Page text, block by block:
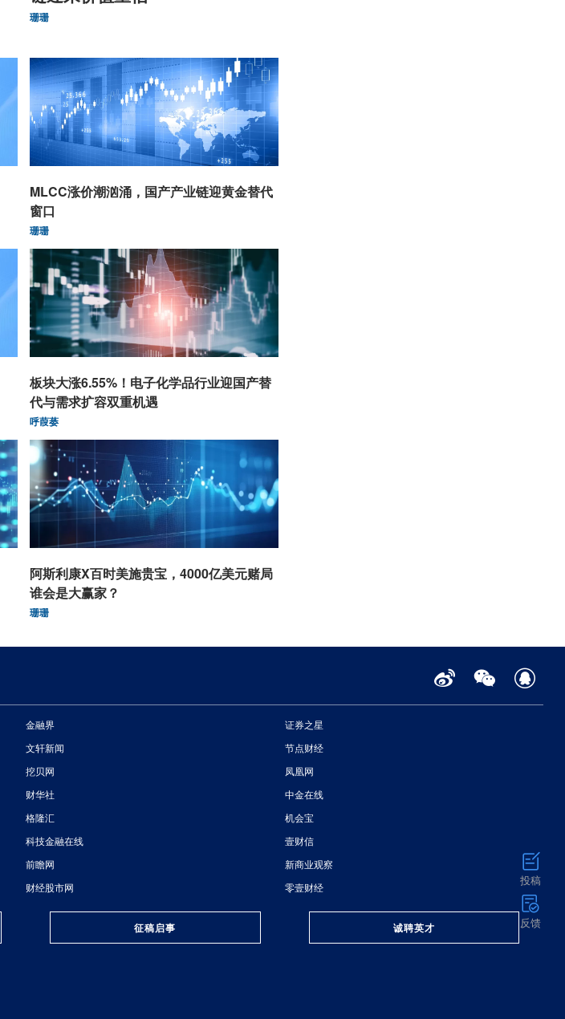
珊珊
MLCC涨价潮汹涌，国产产业链迎黄金替代
窗口
珊珊
板块大涨6.55%！电子化学品行业迎国产替
代与需求扩容双重机遇
呼葭蒌
阿斯利康X百时美施贵宝，4000亿美元赌局
谁会是大赢家？
珊珊
金融界
证券之星
文轩新闻
节点财经
挖贝网
凤凰网
财华社
中金在线
格隆汇
机会宝
科技金融在线
壹财信
前瞻网
新商业观察
财经股市网 零壹财经
征稿启事 诚聘英才
投稿
反馈